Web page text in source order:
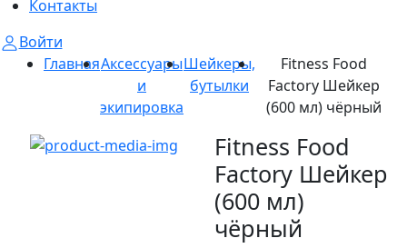
Контакты
Войти
ГлавнаяАксессуары
и
экипировка
Шейкеры,
бутылки
Fitness Food
Factory Шейкер
(600 мл) чёрный
Fitness Food
Factory Шейкер
(600 мл)
чёрный